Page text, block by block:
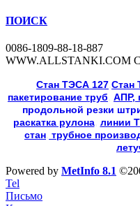
ПОИСК
0086-1809-88-18-887
WWW.ALLSTANKI.COM
Cтан ТЭСА 127 Cтан
пакетирование труб АПР,
продольной резки
раскатка рулона, линии
стан трубное
Powered by MetInfo 8.1
Tel
Письмо